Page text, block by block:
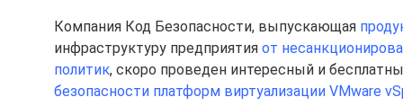
Компания Код Безопасности, выпускающая
инфраструктуру предприятия от
политик, скоро проведен интересный и
безопасности платформ виртуализации VMware